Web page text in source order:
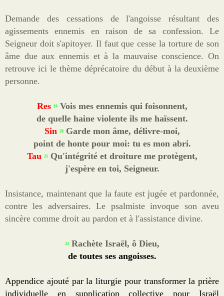
Demande des cessations de l'angoisse résultant des
agissements ennemis en raison de sa confession. Le
Seigneur doit s'apitoyer. Il faut que cesse la torture de son
âme due aux ennemis et à la mauvaise conscience. On
retrouve ici le thème déprécatoire du début à la deuxième
personne.
Res 19Vois mes ennemis qui foisonnent,
de quelle haine violente ils me haïssent.
Sin 20Garde mon âme, délivre-moi,
point de honte pour moi: tu es mon abri.
Tau 21Qu'intégrité et droiture me protègent,
j'espère en toi, Seigneur.
Insistance, maintenant que la faute est jugée et pardonnée,
contre les adversaires. Le psalmiste invoque son aveu
sincère comme droit au pardon et à l'assistance divine.
22Rachète Israël, ô Dieu,
de toutes ses angoisses.
Appendice ajouté par la liturgie pour transformer la prière
individuelle en supplication collective pour Israël